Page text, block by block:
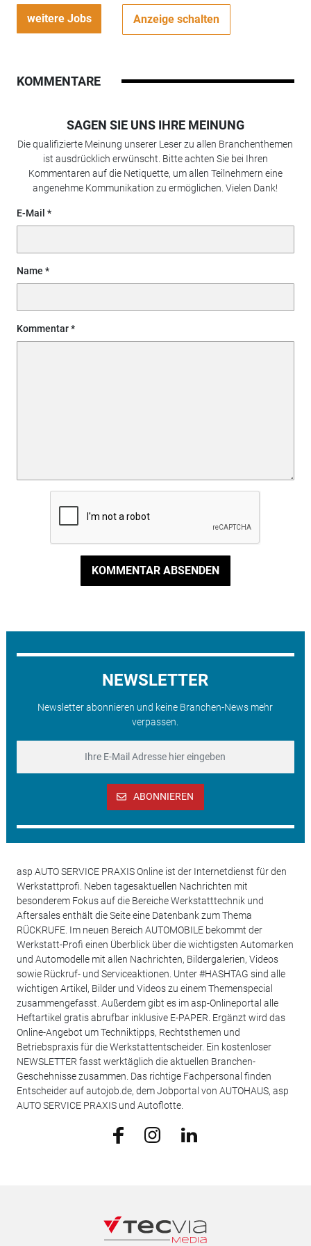
weitere Jobs Anzeige schalten
KOMMENTARE
SAGEN SIE UNS IHRE MEINUNG
Die qualifizierte Meinung unserer Leser zu allen Branchenthemen
ist ausdrücklich erwünscht. Bitte achten Sie bei Ihren
Kommentaren auf die Netiquette, um allen Teilnehmern eine
angenehme Kommunikation zu ermöglichen. Vielen Dank!
E-Mail
Name
Kommentar
KOMMENTAR ABSENDEN
NEWSLETTER
Newsletter abonnieren und keine Branchen-News mehr
verpassen.
ABONNIEREN
asp AUTO SERVICE PRAXIS Online ist der Internetdienst für den
Werkstattprofi. Neben tagesaktuellen Nachrichten mit
besonderem Fokus auf die Bereiche Werkstatttechnik und
Aftersales enthält die Seite eine Datenbank zum Thema
RÜCKRUFE. Im neuen Bereich AUTOMOBILE bekommt der
Werkstatt-Profi einen Überblick über die wichtigsten Automarken
und Automodelle mit allen Nachrichten, Bildergalerien, Videos
sowie Rückruf- und Serviceaktionen. Unter #HASHTAG sind alle
wichtigen Artikel, Bilder und Videos zu einem Themenspecial
zusammengefasst. Außerdem gibt es im asp-Onlineportal alle
Heftartikel gratis abrufbar inklusive E-PAPER. Ergänzt wird das
Online-Angebot um Techniktipps, Rechtsthemen und
Betriebspraxis für die Werkstattentscheider. Ein kostenloser
NEWSLETTER fasst werktäglich die aktuellen Branchen-
Geschehnisse zusammen. Das richtige Fachpersonal finden
Entscheider auf autojob.de, dem Jobportal von AUTOHAUS, asp
AUTO SERVICE PRAXIS und Autoflotte.